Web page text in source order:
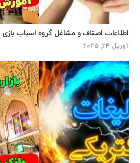
اطلاعات اصناف و مشاغل گروه اسباب بازی
آوریل 24, 2025